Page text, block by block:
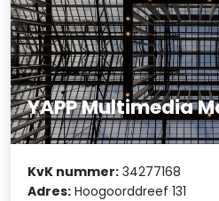
YAPP Multimedia
KvK nummer: 34277168
Adres: Hoogoorddreef 131